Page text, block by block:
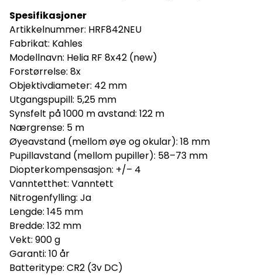
Spesifikasjoner
Artikkelnummer: HRF842NEU
Fabrikat: Kahles
Modellnavn: Helia RF 8x42 (new)
Forstørrelse: 8x
Objektivdiameter: 42 mm
Utgangspupill: 5,25 mm
Synsfelt på 1000 m avstand: 122 m
Nærgrense: 5 m
Øyeavstand (mellom øye og okular): 18 mm
Pupillavstand (mellom pupiller): 58–73 mm
Diopterkompensasjon: +/– 4
Vanntetthet: Vanntett
Nitrogenfylling: Ja
Lengde: 145 mm
Bredde: 132 mm
Vekt: 900 g
Garanti: 10 år
Batteritype: CR2 (3v DC)
På lager